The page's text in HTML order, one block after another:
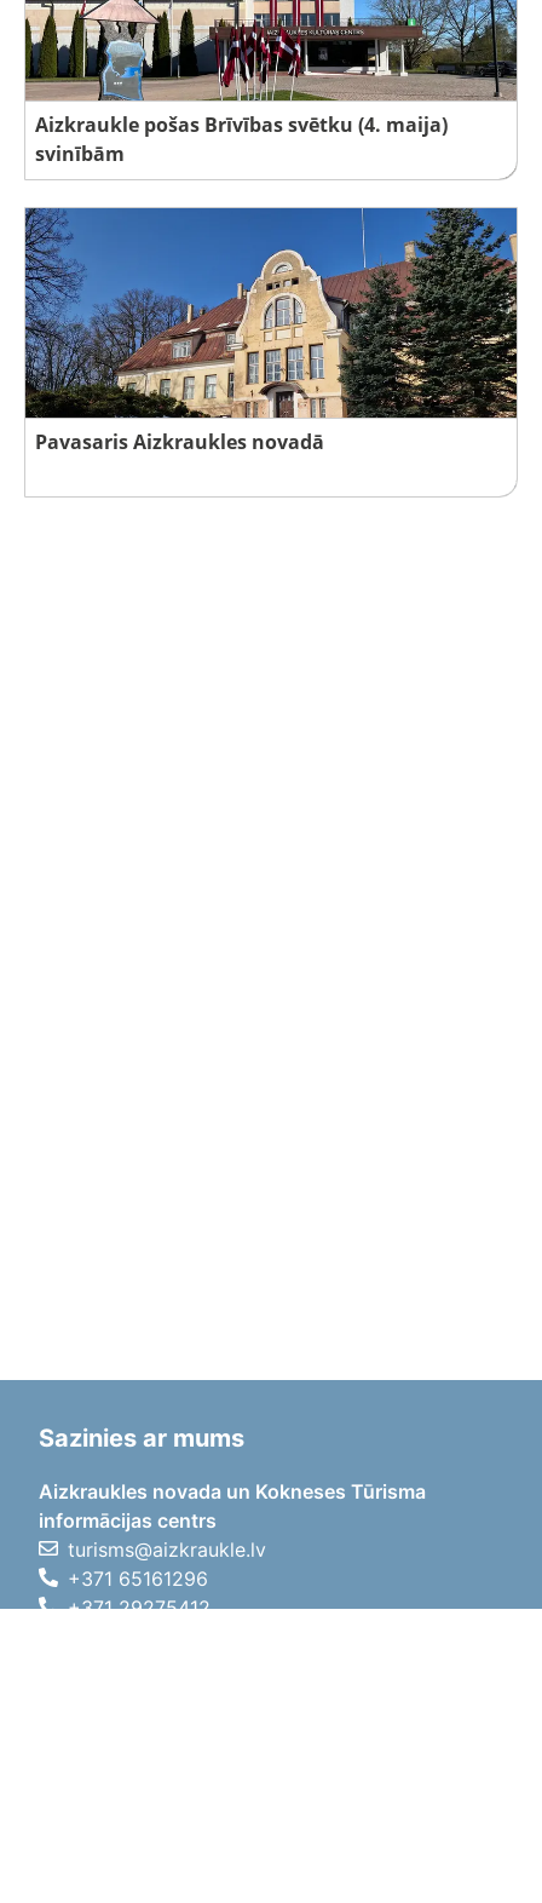
Aizkraukle pošas Brīvības svētku (4. maija)
svinībām
Pavasaris Aizkraukles novadā
Sazinies ar mums
Aizkraukles novada un Kokneses Tūrisma
informācijas centrs
turisms@aizkraukle.lv
+371 65161296
+371 29275412